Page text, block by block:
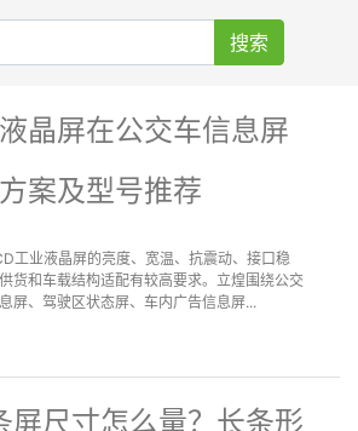
搜索
晶屏在公交车信息屏
案及型号推荐
工业液晶屏的亮度、宽温、抗震动、接口稳
货和车载结构适配有较高要求。立煌围绕公交
屏、驾驶区状态屏、车内广告信息屏...
屏尺寸怎么量？长条形